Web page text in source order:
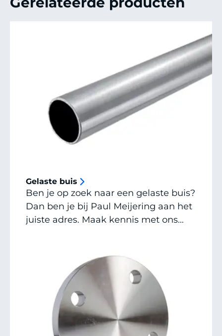
Gelaste buis
Ben je op zoek naar een gelaste buis?
Dan ben je bij Paul Meijering aan het
juiste adres. Maak kennis met ons
ongegloeid, geslepen korrel 320 en
eventueel hoogglans gepolijst. Je
hoeft niet lang op je bestelling te
wachten, want wij leveren uit onze
eigen voorraad.